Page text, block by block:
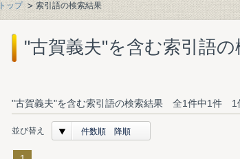
トップ 索引語の検索結果
"古賀義夫"を含む索引語の
"古賀義夫"を含む索引語の検索結果 全1件中1件 1
並び替え 件数順 降順